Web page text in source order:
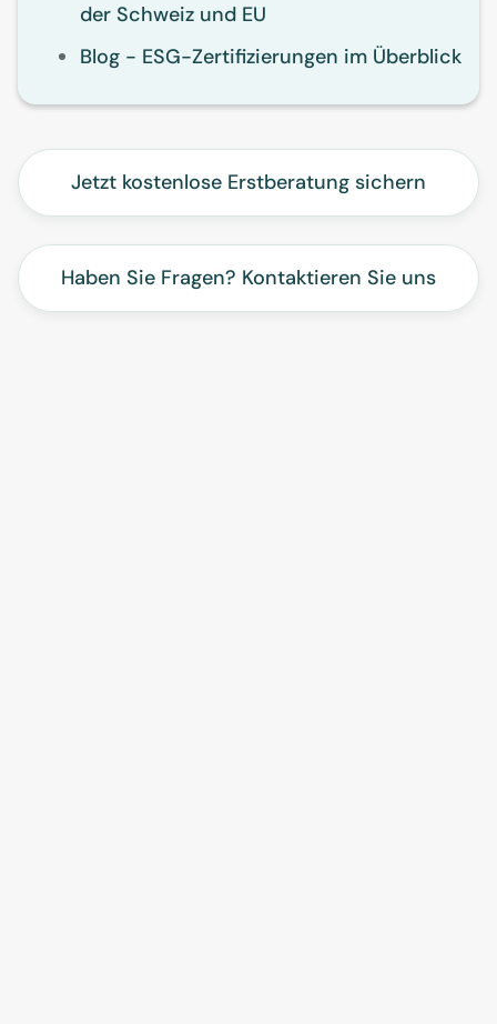
der Schweiz und EU
Blog - ESG-Zertifizierungen im Überblick
Jetzt kostenlose Erstberatung sichern
Haben Sie Fragen? Kontaktieren Sie uns